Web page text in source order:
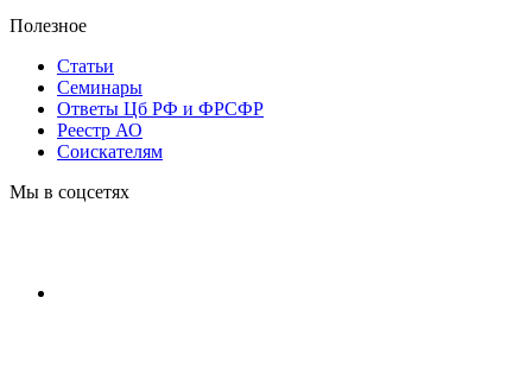
Полезное
Статьи
Cеминары
Ответы Цб РФ и ФРСФР
Реестр АО
Соискателям
Мы в соцсетях